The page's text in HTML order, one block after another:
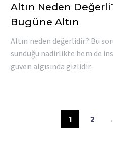
Altın Neden
Bugüne Altın
Altın neden değerlidir? Bu
sunduğu nadirlikte hem de
güven algısında gizlidir.
1 2